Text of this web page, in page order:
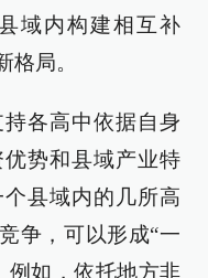
域内构建相互补
格局。
各高中依据自身
势和县域产业特
县域内的几所高
争，可以形成“一
例如，依托地方非